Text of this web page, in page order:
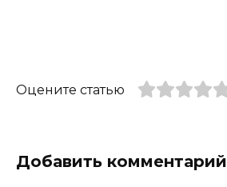
Оцените статью
Добавить комментарий